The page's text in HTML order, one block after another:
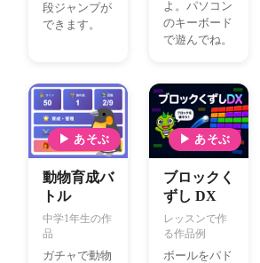
段ジャンプが
できます。
よ。パソコン
のキーボード
で遊んでね。
▶ あそぶ
動物育成バ
トル
中学1年生の作
品
ガチャで動物
▶ あそぶ
ブロックく
ずし DX
レッスンで作
る作品例
ボールをパド